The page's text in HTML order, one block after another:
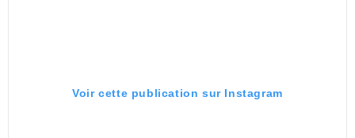
Voir cette publication sur Instagram